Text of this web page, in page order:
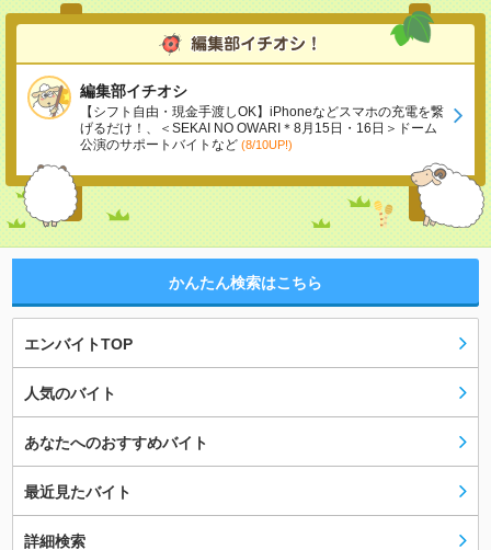
編集部イチオシ
【シフト自由・現金手渡しOK】iPhoneなどスマホの充電を繋
げるだけ！、＜SEKAI NO OWARI＊8月15日・16日＞ドーム
公演のサポートバイトなど (8/10UP!)
かんたん検索はこちら
エンバイトTOP
人気のバイト
あなたへのおすすめバイト
最近見たバイト
詳細検索